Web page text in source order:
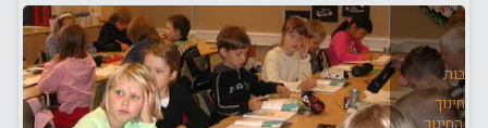
תרבות
החינוך